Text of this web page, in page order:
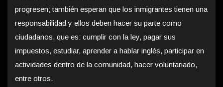
progresen; también esperan que los inmigrantes tienen una
responsabilidad y ellos deben hacer su parte como
ciudadanos, que es: cumplir con la ley, pagar sus
impuestos, estudiar, aprender a hablar inglés, participar en
actividades dentro de la comunidad, hacer voluntariado,
entre otros.